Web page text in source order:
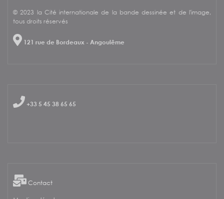
© 2023 la Cité internationale de la bande dessinée et de l'image,
tous droits réservés
121 rue de Bordeaux - Angoulême
+33 5 45 38 65 65
Contact